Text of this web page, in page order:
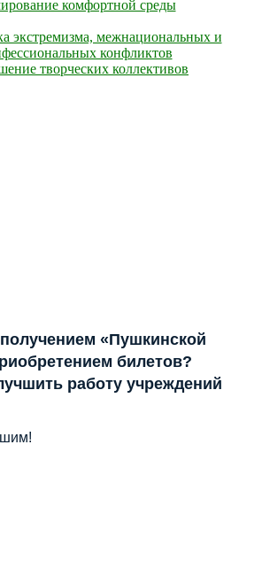
«Пушкинской
билетов?
работу учреждений